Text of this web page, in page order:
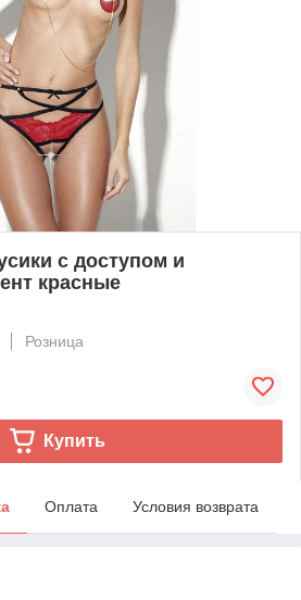
с доступом и
красные
Розница
Купить
Оплата Условия возврата